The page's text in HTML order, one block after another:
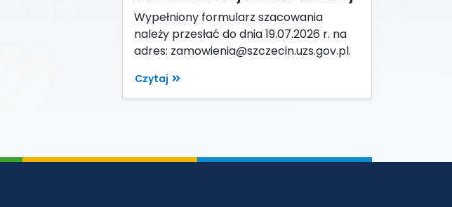
Wypełniony formularz szacowania
należy przesłać do dnia 19.07.2026 r. na
adres: zamowienia@szczecin.uzs.gov.pl.
Czytaj